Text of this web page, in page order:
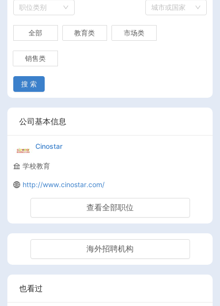
职位类别 城市或国家
全部 教育类 市场类
销售类
搜 索
公司基本信息
Cinostar
学校教育
http://www.cinostar.com/
查看全部职位
海外招聘机构
也看过